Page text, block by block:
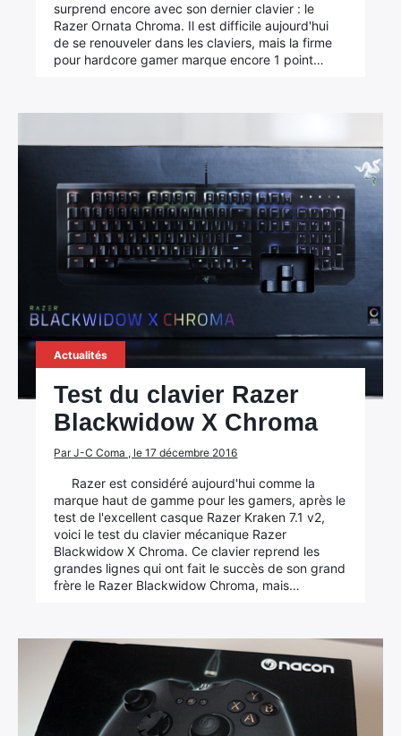
surprend encore avec son dernier clavier : le
Razer Ornata Chroma. Il est difficile aujourd'hui
de se renouveler dans les claviers, mais la firme
pour hardcore gamer marque encore 1 point…
Actualités
Test du clavier Razer
Blackwidow X Chroma
Par J-C Coma , le 17 décembre 2016
Razer est considéré aujourd'hui comme la
marque haut de gamme pour les gamers, après le
test de l'excellent casque Razer Kraken 7.1 v2,
voici le test du clavier mécanique Razer
Blackwidow X Chroma. Ce clavier reprend les
grandes lignes qui ont fait le succès de son grand
frère le Razer Blackwidow Chroma, mais…